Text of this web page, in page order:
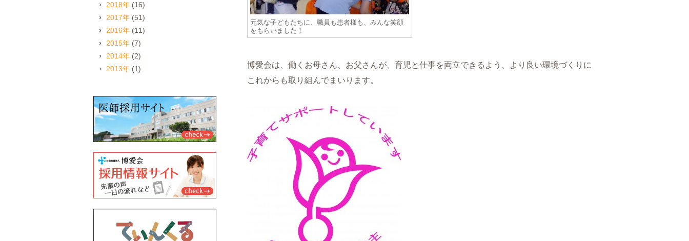
元気な子どもたちに、職員も患者様も、みんな笑顔
をもらいました！
博愛会は、働くお母さん、お父さんが、育児と仕事を両立できるよう、より良い環境づくりに
これからも取り組んでまいります。
2018年 (16)
2017年 (51)
2016年 (11)
2015年 (7)
2014年 (2)
2013年 (1)